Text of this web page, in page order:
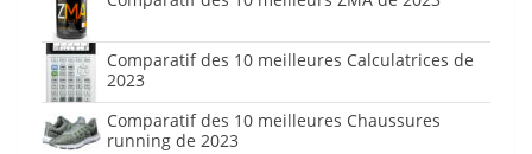
Comparatif des 10 meilleures Calculatrices de
2023
Comparatif des 10 meilleures Chaussures
running de 2023